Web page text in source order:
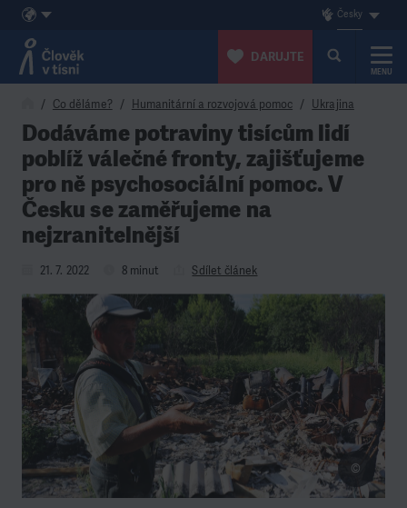
Přeskočit na obsah
Česky
DARUJTE
MENU
Co děláme? Humanitární a rozvojová pomoc Ukrajina
Dodáváme potraviny tisícům lidí
poblíž válečné fronty, zajišťujeme
pro ně psychosociální pomoc. V
Česku se zaměřujeme na
nejzranitelnější
21. 7. 2022 8 minut Sdílet článek
©